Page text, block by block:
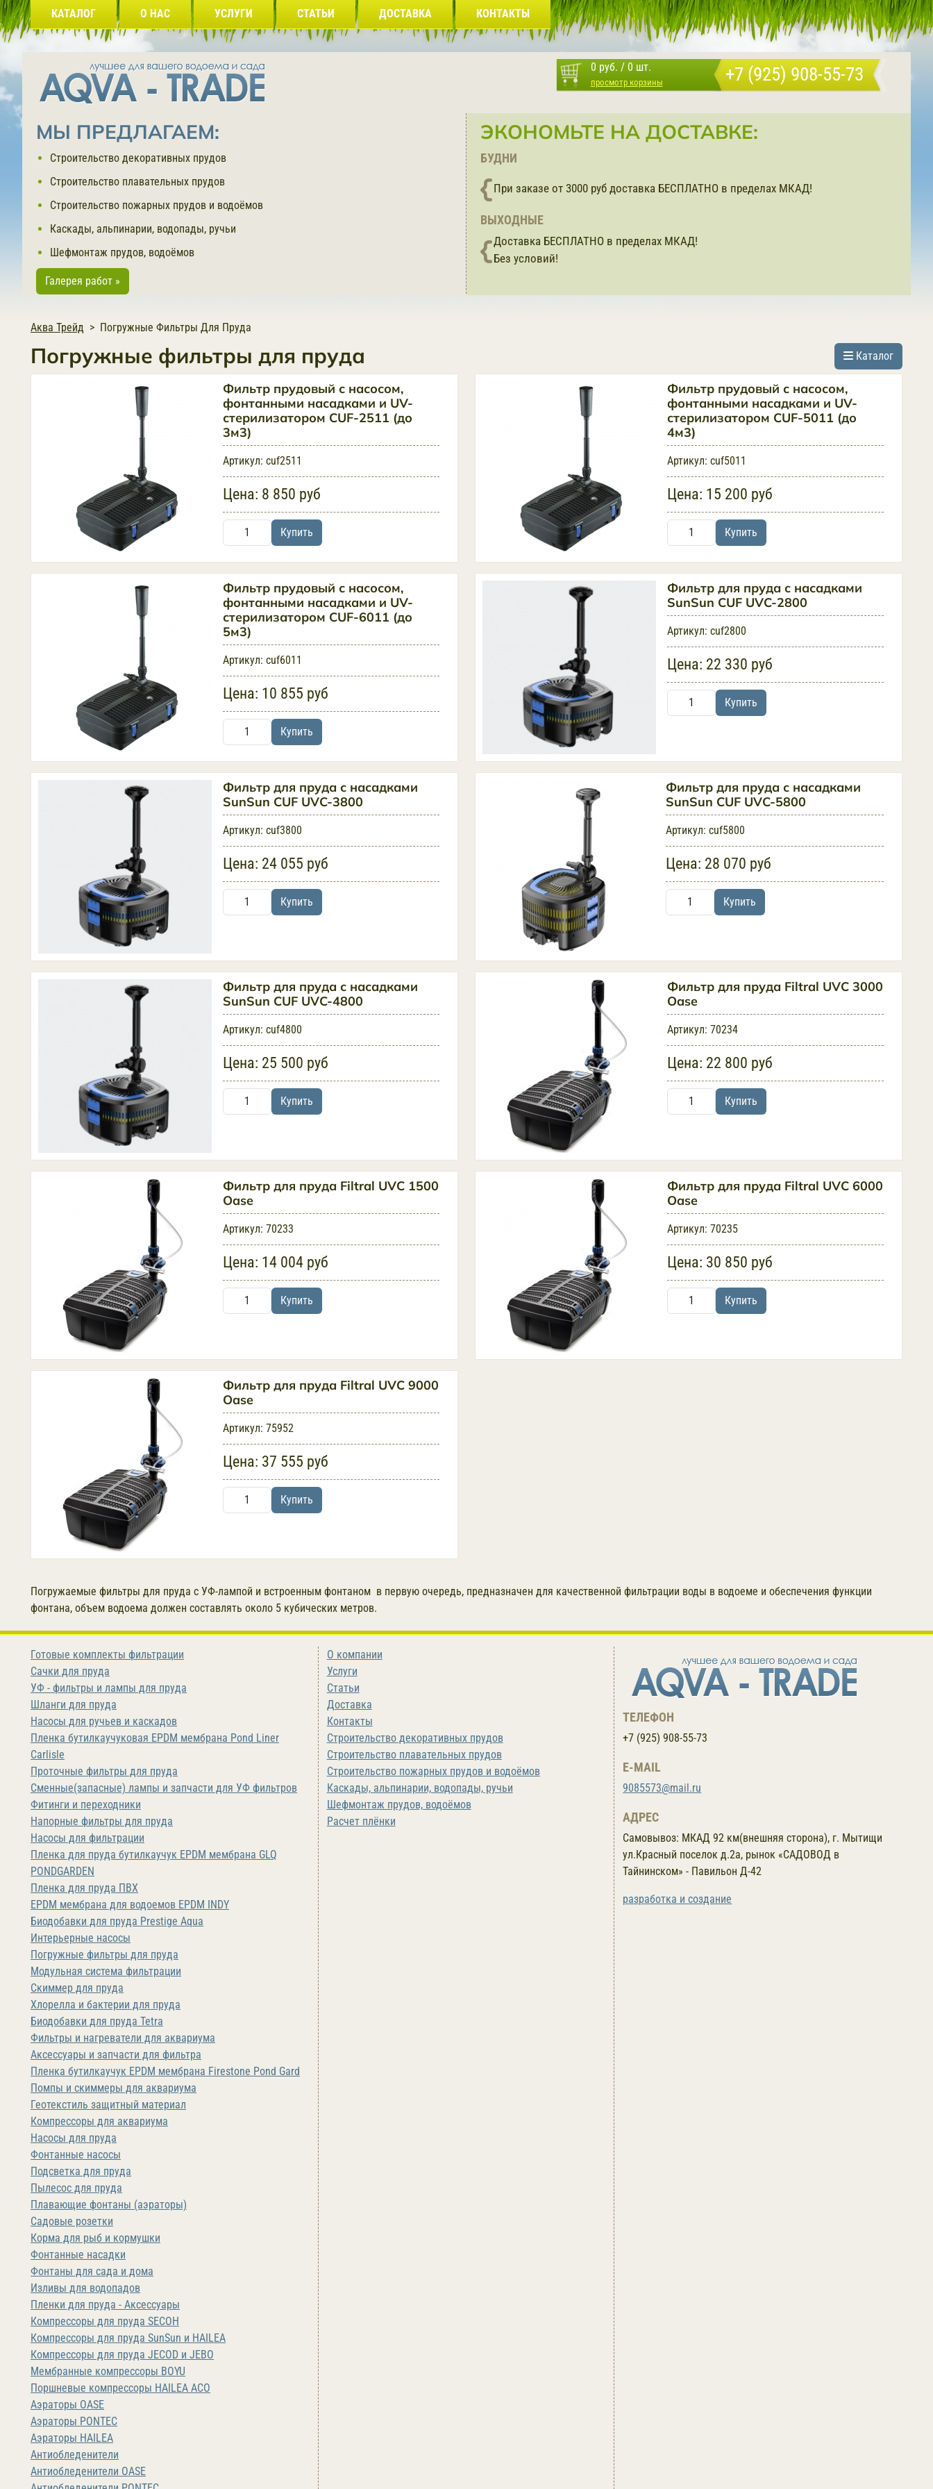
КАТАЛОГ О НАС УСЛУГИ СТАТЬИ ДОСТАВКА КОНТАКТЫ
0 руб. / 0 шт.
просмотр корзины +7 (925) 908-55-73
МЫ ПРЕДЛАГАЕМ:
Строительство декоративных прудов
Строительство плавательных прудов
Строительство пожарных прудов и водоёмов
Каскады, альпинарии, водопады, ручьи
Шефмонтаж прудов, водоёмов
Галерея работ »
ЭКОНОМЬТЕ НА ДОСТАВКЕ:
БУДНИ
При заказе от 3000 руб доставка БЕСПЛАТНО в пределах МКАД!
ВЫХОДНЫЕ
Доставка БЕСПЛАТНО в пределах МКАД!
Без условий!
Аква Трейд Погружные Фильтры Для Пруда
Погружные фильтры для пруда Каталог
Фильтр прудовый с насосом,
фонтанными насадками и UV-
стерилизатором CUF-2511 (до
3м3)
Артикул: cuf2511
Цена: 8 850 руб
Купить
Фильтр прудовый с насосом,
фонтанными насадками и UV-
стерилизатором CUF-5011 (до
4м3)
Артикул: cuf5011
Цена: 15 200 руб
Купить
Фильтр прудовый с насосом,
фонтанными насадками и UV-
стерилизатором CUF-6011 (до
5м3)
Артикул: cuf6011
Цена: 10 855 руб
Купить
Фильтр для пруда с насадками
SunSun CUF UVC-2800
Артикул: cuf2800
Цена: 22 330 руб
Купить
Фильтр для пруда с насадками
SunSun CUF UVC-3800
Артикул: cuf3800
Цена: 24 055 руб
Купить
Фильтр для пруда с насадками
SunSun CUF UVC-5800
Артикул: cuf5800
Цена: 28 070 руб
Купить
Фильтр для пруда с насадками
SunSun CUF UVC-4800
Артикул: cuf4800
Цена: 25 500 руб
Купить
Фильтр для пруда Filtral UVC 3000
Oase
Артикул: 70234
Цена: 22 800 руб
Купить
Фильтр для пруда Filtral UVC 1500
Oase
Артикул: 70233
Цена: 14 004 руб
Купить
Фильтр для пруда Filtral UVC 6000
Oase
Артикул: 70235
Цена: 30 850 руб
Купить
Фильтр для пруда Filtral UVC 9000
Oase
Артикул: 75952
Цена: 37 555 руб
Купить
Погружаемые фильтры для пруда с УФ-лампой и встроенным фонтаном в первую очередь, предназначен для качественной фильтрации воды в водоеме и обеспечения функции
фонтана, объем водоема должен составлять около 5 кубических метров.
Готовые комплекты фильтрации
Сачки для пруда
УФ - фильтры и лампы для пруда
Шланги для пруда
Насосы для ручьев и каскадов
Пленка бутилкаучуковая EPDM мембрана Pond Liner
Carlisle
Проточные фильтры для пруда
Сменные(запасные) лампы и запчасти для УФ фильтров
Фитинги и переходники
Напорные фильтры для пруда
Насосы для фильтрации
Пленка для пруда бутилкаучук EPDM мембрана GLQ
PONDGARDEN
Пленка для пруда ПВХ
EPDM мембрана для водоемов EPDM INDY
Биодобавки для пруда Prestige Aqua
Интерьерные насосы
Погружные фильтры для пруда
Модульная система фильтрации
Скиммер для пруда
Хлорелла и бактерии для пруда
Биодобавки для пруда Tetra
Фильтры и нагреватели для аквариума
Аксессуары и запчасти для фильтра
Пленка бутилкаучук EPDM мембрана Firestone Pond Gard
Помпы и скиммеры для аквариума
Геотекстиль защитный материал
Компрессоры для аквариума
Насосы для пруда
Фонтанные насосы
Подсветка для пруда
Пылесос для пруда
Плавающие фонтаны (аэраторы)
Садовые розетки
Корма для рыб и кормушки
Фонтанные насадки
Фонтаны для сада и дома
Изливы для водопадов
Пленки для пруда - Аксессуары
Компрессоры для пруда SECOH
Компрессоры для пруда SunSun и HAILEA
Компрессоры для пруда JECOD и JEBO
Мембранные компрессоры BOYU
Поршневые компрессоры HAILEA ACO
Аэраторы OASE
Аэраторы PONTEC
Аэраторы HAILEA
Антиобледенители
Антиобледенители OASE
О компании
Услуги
Статьи
Доставка
Контакты
Строительство декоративных прудов
Строительство плавательных прудов
Строительство пожарных прудов и водоёмов
Каскады, альпинарии, водопады, ручьи
Шефмонтаж прудов, водоёмов
Расчет плёнки
ТЕЛЕФОН
+7 (925) 908-55-73
E-MAIL
9085573@mail.ru
АДРЕС
Самовывоз: МКАД 92 км(внешняя сторона), г. Мытищи
ул.Красный поселок д.2а, рынок «САДОВОД в
Тайнинском» - Павильон Д-42
разработка и создание